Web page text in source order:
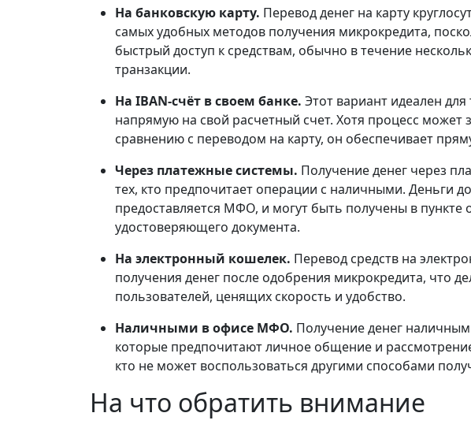
На банковскую карту. Перевод денег на карту
самых удобных методов получения микрокредита,
быстрый доступ к средствам, обычно в течение
транзакции.
На IBAN-счёт в своем банке. Этот вариант идеален
напрямую на свой расчетный счет. Хотя процесс
сравнению с переводом на карту, он обеспечивает
Через платежные системы. Получение денег через
тех, кто предпочитает операции с наличными. Деньги
предоставляется МФО, и могут быть получены в пункте
удостоверяющего документа.
На электронный кошелек. Перевод средств на
получения денег после одобрения микрокредита, что
пользователей, ценящих скорость и удобство.
Наличными в офисе МФО. Получение денег
которые предпочитают личное общение и
кто не может воспользоваться другими способами
На что обратить внимание